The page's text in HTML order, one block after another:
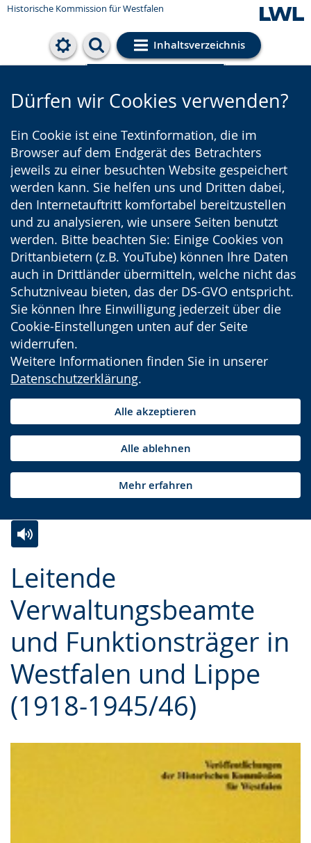
Historische Kommission für Westfalen
Inhaltsverzeichnis
Cookie-Einstellungen
Dürfen wir Cookies verwenden?
Ein Cookie ist eine Textinformation, die im
Browser auf dem Endgerät des Betrachters
jeweils zu einer besuchten Website gespeichert
werden kann. Sie helfen uns und Dritten dabei,
den Internetauftritt komfortabel bereitzustellen
und zu analysieren, wie unsere Seiten benutzt
werden. Bitte beachten Sie: Einige Cookies von
Drittanbietern (z.B. YouTube) können Ihre Daten
auch in Drittländer übermitteln, welche nicht das
Schutzniveau bieten, das der DS-GVO entspricht.
Sie können Ihre Einwilligung jederzeit über die
Cookie-Einstellungen unten auf der Seite
widerrufen.
Weitere Informationen finden Sie in unserer
Datenschutzerklärung.
Alle akzeptieren
Alle ablehnen
Mehr erfahren
Leitende
Verwaltungsbeamte
und Funktionsträger in
Westfalen und Lippe
(1918-1945/46)
Leichten
Sprache
wechseln.
Audio-
Unterstützung.
Video
in
Deutscher
Gebärdensprache
angezeigt.